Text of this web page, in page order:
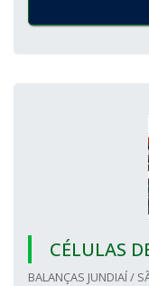
CÉLULAS
BALANÇAS JUNDIAÍ /